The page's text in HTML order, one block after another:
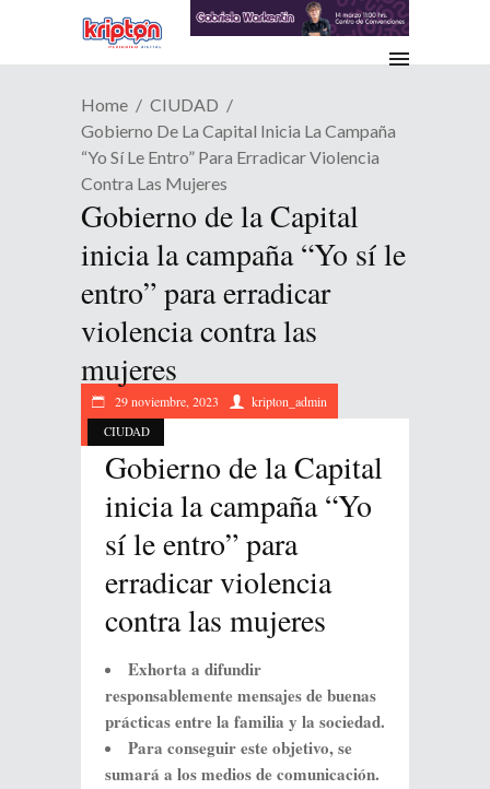
Home
CIUDAD
Gobierno De La Capital Inicia La Campaña
“Yo Sí Le Entro” Para Erradicar Violencia
Contra Las Mujeres
Gobierno de la Capital
inicia la campaña “Yo sí le
entro” para erradicar
violencia contra las
mujeres
CIUDAD
29 noviembre, 2023 kripton_admin
Gobierno de la Capital
inicia la campaña “Yo
sí le entro” para
erradicar violencia
contra las mujeres
Exhorta a difundir
responsablemente mensajes de buenas
prácticas entre la familia y la sociedad.
Para conseguir este objetivo, se
sumará a los medios de comunicación.